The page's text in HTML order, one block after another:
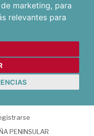
marketing, para
relevantes para
PENINSULAR